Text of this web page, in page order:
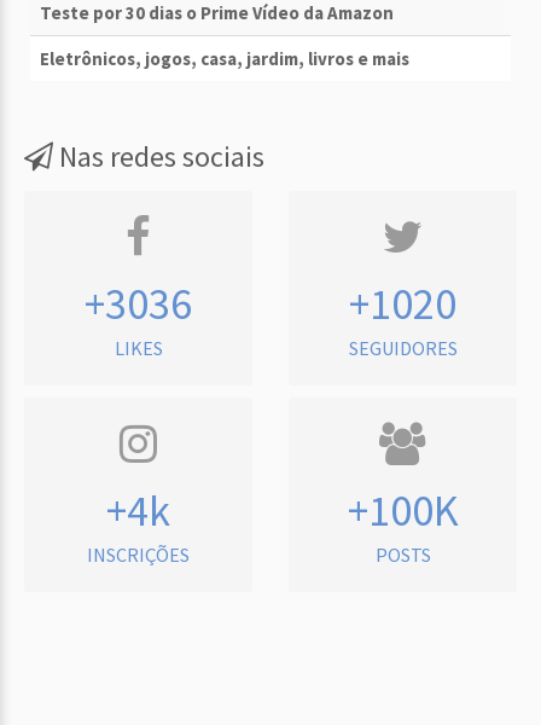
Teste por 30 dias o Prime Vídeo da Amazon
Eletrônicos, jogos, casa, jardim, livros e mais
Nas redes sociais
+3036
LIKES
+1020
SEGUIDORES
+4k
INSCRIÇÕES
+100K
POSTS